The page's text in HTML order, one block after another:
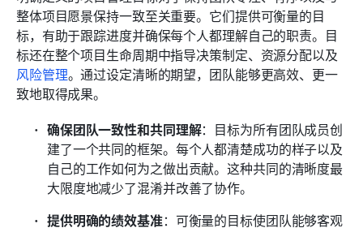
整体项目愿景保持一致至关重要。它们提供可衡量的目
标，有助于跟踪进度并确保每个人都理解自己的职责。目
标还在整个项目生命周期中指导决策制定、资源分配以及
风险管理。通过设定清晰的期望，团队能够更高效、更一
致地取得成果。
确保团队一致性和共同理解：目标为所有团队成员创
建了一个共同的框架。每个人都清楚成功的样子以及
自己的工作如何为之做出贡献。这种共同的清晰度最
大限度地减少了混淆并改善了协作。
提供明确的绩效基准：可衡量的目标使团队能够客观